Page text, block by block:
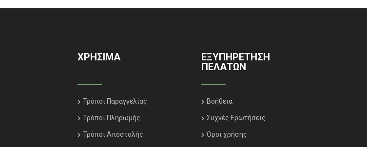
ΧΡΗΣΙΜΑ
Τρόποι Παραγγελίας
Τρόποι Πληρωμής
Τρόποι Αποστολής
ΕΞΥΠΗΡΈΤΗΣΗ
ΠΕΛΑΤΏΝ
Βοήθεια
Συχνές Ερωτήσεις
Όροι χρήσης